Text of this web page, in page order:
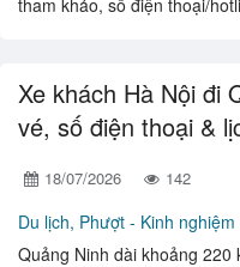
Xe khách Hà Nội đi
vé, số điện thoại &
18/07/2026 142
Du lịch, Phượt - Kinh
Quảng Ninh dài khoảng